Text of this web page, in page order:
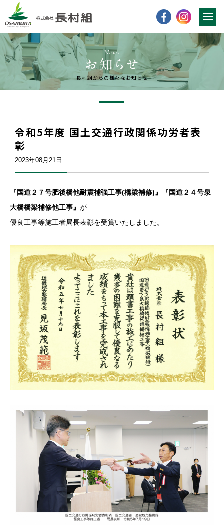
News
長村組からの様々なお知らせ
令和5年度 国土交通行政関係功労者表
彰
2023年08月21日
『国道２７号肥後橋他耐震補強工事(橋梁補修)』『国道２４号泉
大橋橋梁補修他工事』 が
優良工事等施工者局長表彰を受賞いたしました。